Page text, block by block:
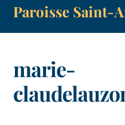
SkipParoisse Saint-
marie-